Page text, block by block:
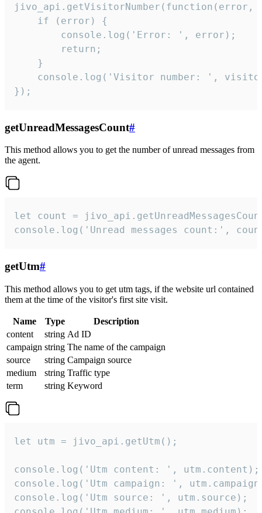
jivo_api.getVisitorNumber(function(error,
    if (error) {
        console.log('Error: ', error);
        return;
    }
console.log('Visitor number: ',
});
getUnreadMessagesCount#
This method allows you to get the number of unread messages from
the agent.
let count =
console.log('Unread messages count:',
getUtm#
This method allows you to get utm tags, if the website url contained
them at the time of the visitor's first site visit.
Name Type
Description
content
string Ad ID
campaign string The name of the campaign
source
string Campaign source
medium
string Traffic type
term
string Keyword
let utm = jivo_api.getUtm();
console.log('Utm content: ', utm.content);
console.log('Utm campaign: ',
console.log('Utm source: ', utm.source);